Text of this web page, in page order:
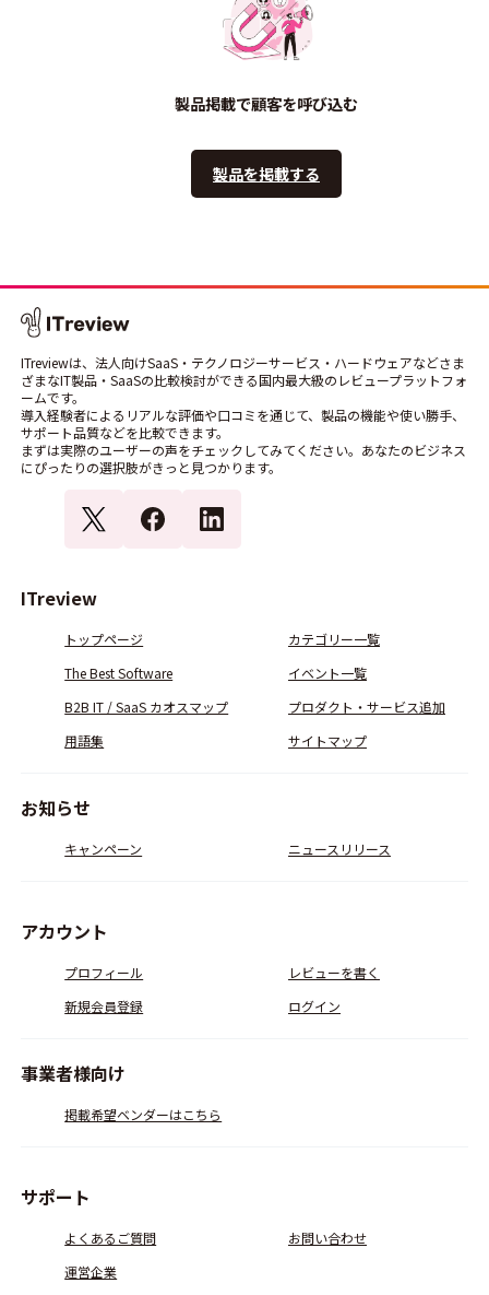
製品掲載で顧客を呼び込む
製品を掲載する
ITreviewは、法人向けSaaS・テクノロジーサービス・ハードウェアなどさま
ざまなIT製品・SaaSの比較検討ができる国内最大級のレビュープラットフォ
ームです。
導入経験者によるリアルな評価や口コミを通じて、製品の機能や使い勝手、
サポート品質などを比較できます。
まずは実際のユーザーの声をチェックしてみてください。あなたのビジネス
にぴったりの選択肢がきっと見つかります。
ITreview
トップページ
カテゴリー一覧
The Best Software
イベント一覧
B2B IT / SaaS カオスマップ
プロダクト・サービス追加
用語集
サイトマップ
お知らせ
キャンペーン ニュースリリース
アカウント
プロフィール
レビューを書く
新規会員登録
ログイン
事業者様向け
掲載希望ベンダーはこちら
サポート
よくあるご質問
お問い合わせ
運営企業